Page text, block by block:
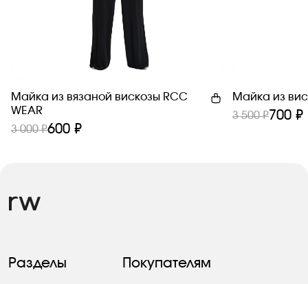
Майка из вязаной вискозы RCC
WEAR
3 000 ₽600 ₽
Майка из
3 500 ₽700 ₽
Разделы Покупателям